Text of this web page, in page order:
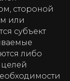
стороной
или
субъект
либо